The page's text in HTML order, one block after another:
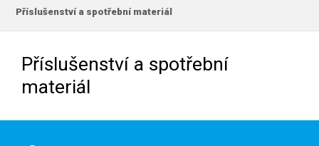
Příslušenství a spotřební materiál
Příslušenství a spotřební
materiál